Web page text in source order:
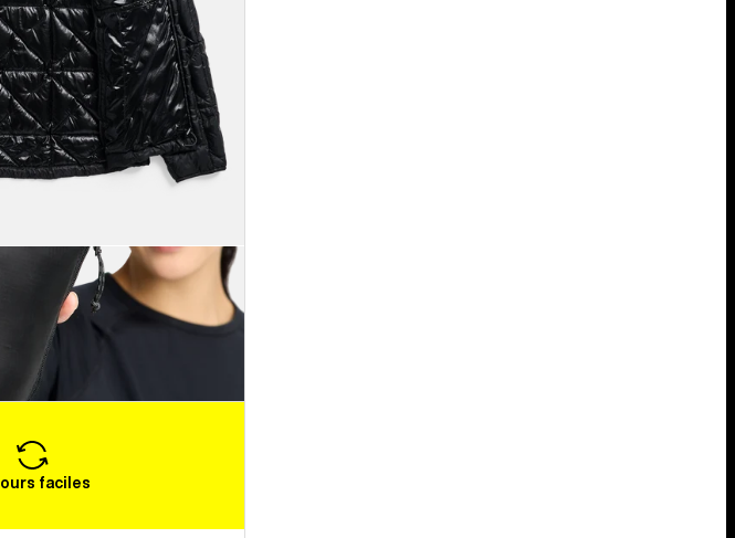
faciles